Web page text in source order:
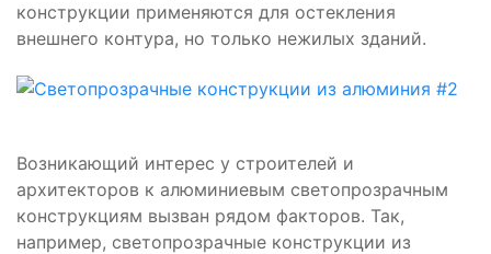
конструкции применяются для остекления
внешнего контура, но только нежилых зданий.
Возникающий интерес у строителей и
архитекторов к алюминиевым светопрозрачным
конструкциям вызван рядом факторов. Так,
например, светопрозрачные конструкции из